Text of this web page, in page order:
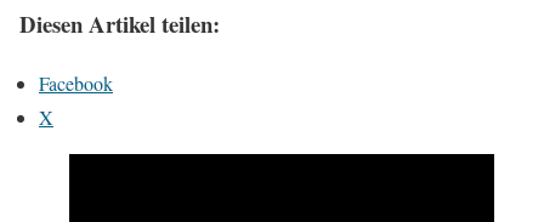
Diesen Artikel teilen:
Facebook
X